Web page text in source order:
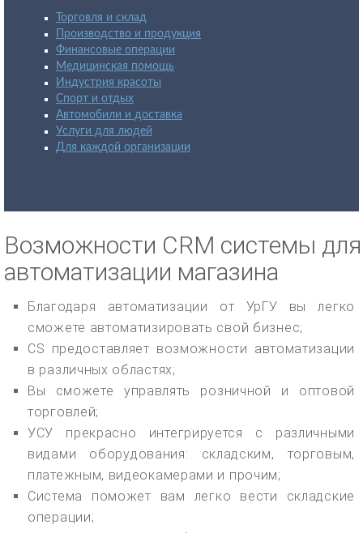
Торговля и склад
Производство и продукция
Финансовые операции
Медицинская помощь
Индустрия красоты
Спорт и отдых
Автомобили и доставка
Услуги для людей
Для каждой организации
Возможности CRM системы для
автоматизации магазина
Благодаря автоматизации от УрГУ вы легко
сможете автоматизировать свой бизнес;
CS предоставляет возможности автоматизации
в различных областях;
Вы сможете управлять розничной и оптовой
торговлей;
УСУ прекрасно интегрируется с различными
видами оборудования: складским, торговым,
платежным, видеокамерами и прочим;
Система поможет вам легко вести складские
операции;